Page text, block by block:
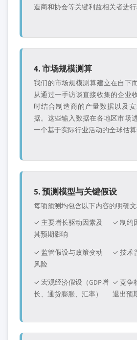
造商和协会等关键利益相关者进行
4. 市场规模测算
我们的市场规模测算建立在自下
从通过一手访谈直接收集的企业
时结合制造商的产量数据以及
据。这些输入数据在各地区市场
一个基于实际行业活动的全球估算
5. 预测模型与关键假设
每项预测均包含以下内容的明确文
✓ 主要增长驱动因素及
其预期影响
✓ 制约
✓ 监管假设与政策变动
风险
✓ 技术
✓ 宏观经济假设（GDP增
长、通货膨胀、汇率）
✓ 竞争
退出预